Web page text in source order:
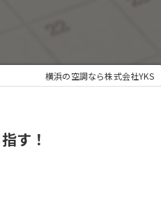
横浜の空調なら株式会社YKS
す！